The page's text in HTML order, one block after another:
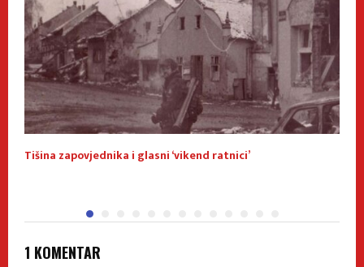
Tišina zapovjednika i glasni ‘vikend ratnici’
1 KOMENTAR